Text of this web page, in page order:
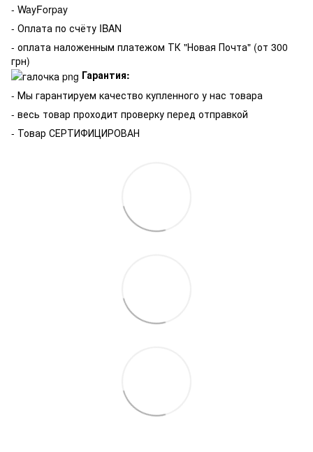
- WayForpay
- Оплата по счёту IBAN
- оплата наложенным платежом ТК "Новая Почта" (от 300
грн)
Гарантия:
- Мы гарантируем качество купленного у нас товара
- весь товар проходит проверку перед отправкой
- Товар СЕРТИФИЦИРОВАН